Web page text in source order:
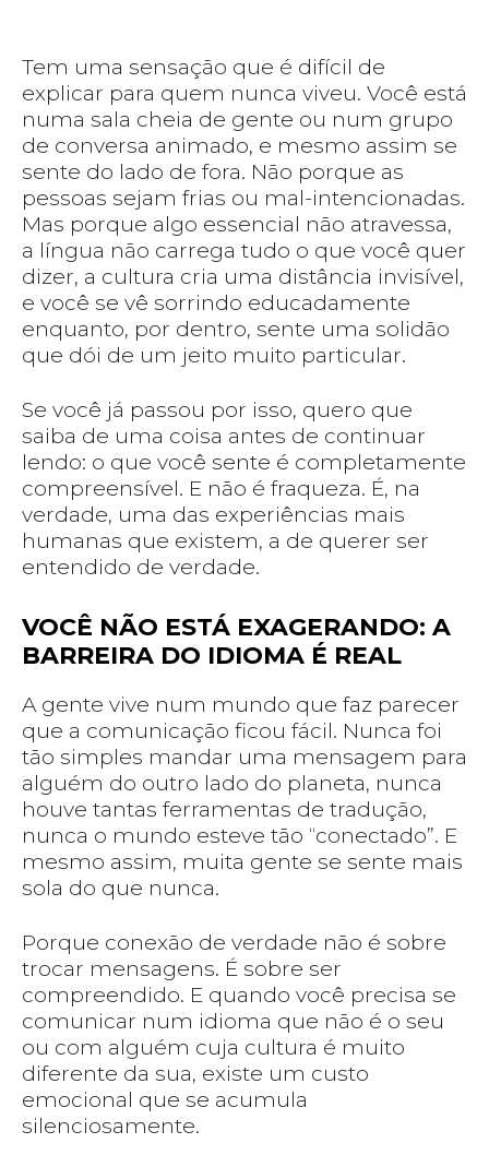
Tem uma sensação que é difícil de
explicar para quem nunca viveu. Você está
numa sala cheia de gente ou num grupo
de conversa animado, e mesmo assim se
sente do lado de fora. Não porque as
pessoas sejam frias ou mal-intencionadas.
Mas porque algo essencial não atravessa,
a língua não carrega tudo o que você quer
dizer, a cultura cria uma distância invisível,
e você se vê sorrindo educadamente
enquanto, por dentro, sente uma solidão
que dói de um jeito muito particular.
Se você já passou por isso, quero que
saiba de uma coisa antes de continuar
lendo: o que você sente é completamente
compreensível. E não é fraqueza. É, na
verdade, uma das experiências mais
humanas que existem, a de querer ser
entendido de verdade.
VOCÊ NÃO ESTÁ EXAGERANDO: A
BARREIRA DO IDIOMA É REAL
A gente vive num mundo que faz parecer
que a comunicação ficou fácil. Nunca foi
tão simples mandar uma mensagem para
alguém do outro lado do planeta, nunca
houve tantas ferramentas de tradução,
nunca o mundo esteve tão “conectado”. E
mesmo assim, muita gente se sente mais
sola do que nunca.
Porque conexão de verdade não é sobre
trocar mensagens. É sobre ser
compreendido. E quando você precisa se
comunicar num idioma que não é o seu
ou com alguém cuja cultura é muito
diferente da sua, existe um custo
emocional que se acumula
silenciosamente.